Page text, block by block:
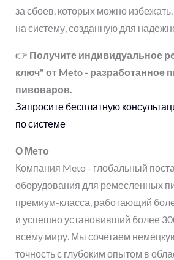
за сбоев, которых можно
на систему, созданную для
👉 Получите индивидуальное
ключ" от Meto - разработанное
пивоваров.
Запросите бесплатную
по системе
О Мето
Компания Meto - глобальный
оборудования для ремесленных
премиум-класса, работающий
и успешно установивший более
всему миру. Мы сочетаем
точность с глубоким опытом в